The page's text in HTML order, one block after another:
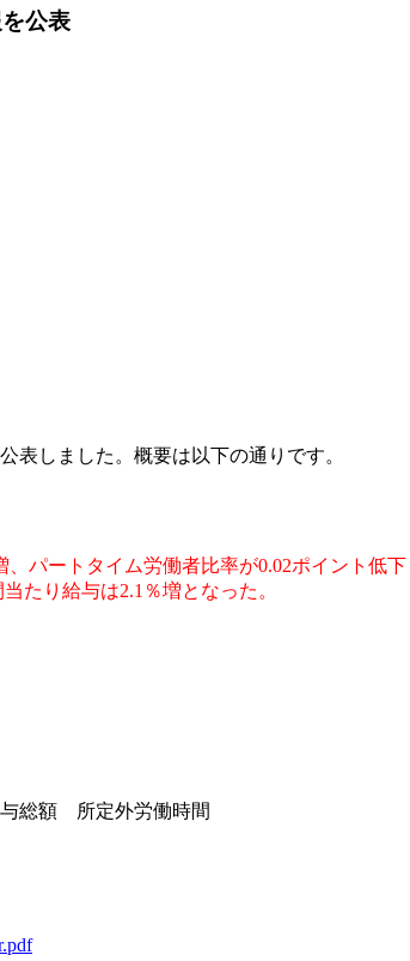
公表
表しました。概要は以下の通りです。
パートタイム労働者比率が0.02ポイント低
たり給与は2.1％増となった。
総額 所定外労働時間